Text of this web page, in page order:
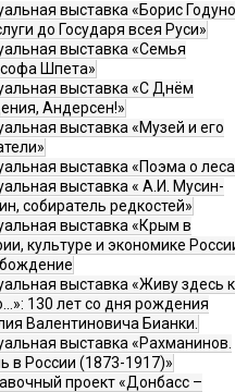
выставка «Борис
до Государя всея Руси»
выставка «Семья
Шпета»
выставка «С Днём
Андерсен!»
выставка «Музей и его
выставка «Поэма о
выставка « А.И. Мусин-
собиратель редкостей»
выставка «Крым в
культуре и экономике
выставка «Живу здесь
130 лет со дня рождения
Валентиновича Бианки.
выставка «Рахманинов.
в России (1873-1917)»
проект «Донбасс –